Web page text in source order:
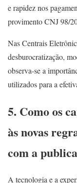
e rapidez nos
provimento CNJ 98/
Nas Centrais
desburocratização,
observa-se a
utilizados para a
5. Como os
às novas
com a
A tecnologia e a